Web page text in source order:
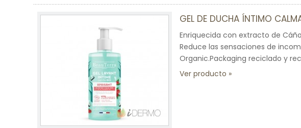
GEL DE DUCHA ÍNTIMO
Enriquecida con extracto de
Reduce las sensaciones de
Organic.Packaging reciclado y
Ver producto